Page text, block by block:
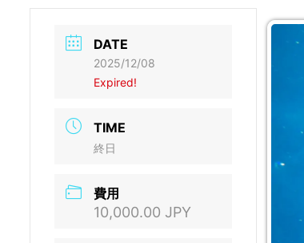
DATE
2025/12/08
Expired!
TIME
終日
費用
10,000.00 JPY